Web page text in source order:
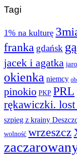
Tagi
1% na kulturę
franka gdańsk
jacek i agatka
okienka niemcy
pinokio PKP PRL
rękawiczki. lost
szpieg z krainy
wolność wrzeszcz